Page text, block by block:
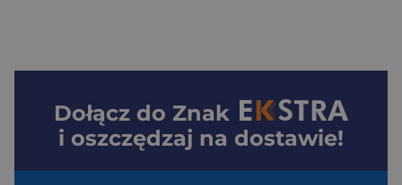
Dołącz do Znak
i oszczędzaj na dostawie!